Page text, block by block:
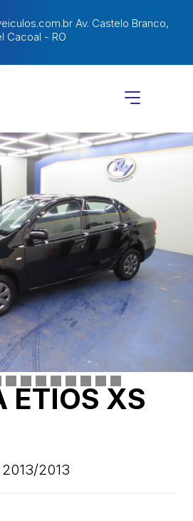
Av. Castelo Branco,
Cacoal - RO
ETIOS XS
2013